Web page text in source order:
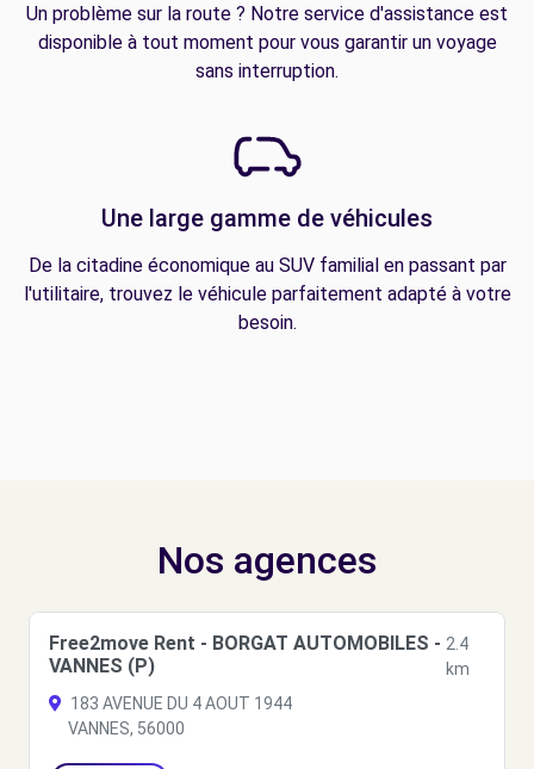
Un problème sur la route ? Notre service d'assistance est
disponible à tout moment pour vous garantir un voyage
sans interruption.
Une large gamme de véhicules
De la citadine économique au SUV familial en passant par
l'utilitaire, trouvez le véhicule parfaitement adapté à votre
besoin.
Nos agences
Free2move Rent - BORGAT AUTOMOBILES -
VANNES (P)
2.4
km
183 AVENUE DU 4 AOUT 1944
VANNES, 56000